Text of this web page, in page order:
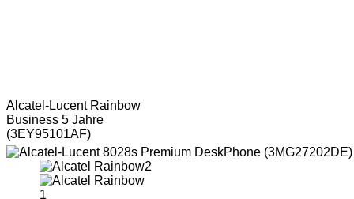
Alcatel-Lucent Rainbow
Business 5 Jahre
(3EY95101AF)